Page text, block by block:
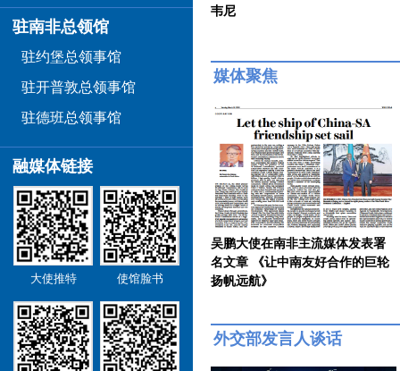
驻南非总领馆
驻约堡总领事馆
驻开普敦总领事馆
驻德班总领事馆
融媒体链接
大使推特 使馆脸书
韦尼
媒体聚焦
吴鹏大使在南非主流媒体发表署
名文章 《让中南友好合作的巨轮
扬帆远航》
外交部发言人谈话